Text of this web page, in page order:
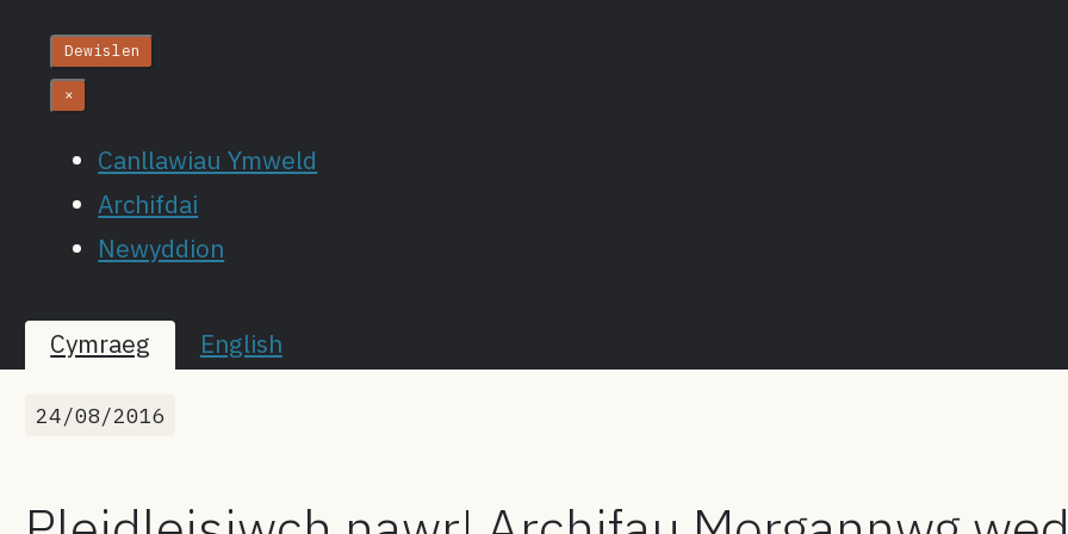
Dewislen
×
Canllawiau Ymweld
Archifdai
Newyddion
Cymraeg English
24/08/2016